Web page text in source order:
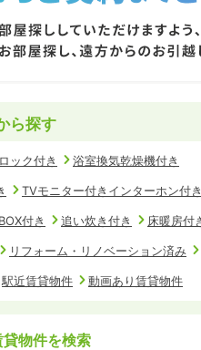
ら探す
ック付き 浴室換気乾燥機付き
TVモニター付きインターホン付き
付き 追い炊き付き 床暖房付
リフォーム・リノベーション済み
駅近賃貸物件 動画あり賃貸物件
物件を検索